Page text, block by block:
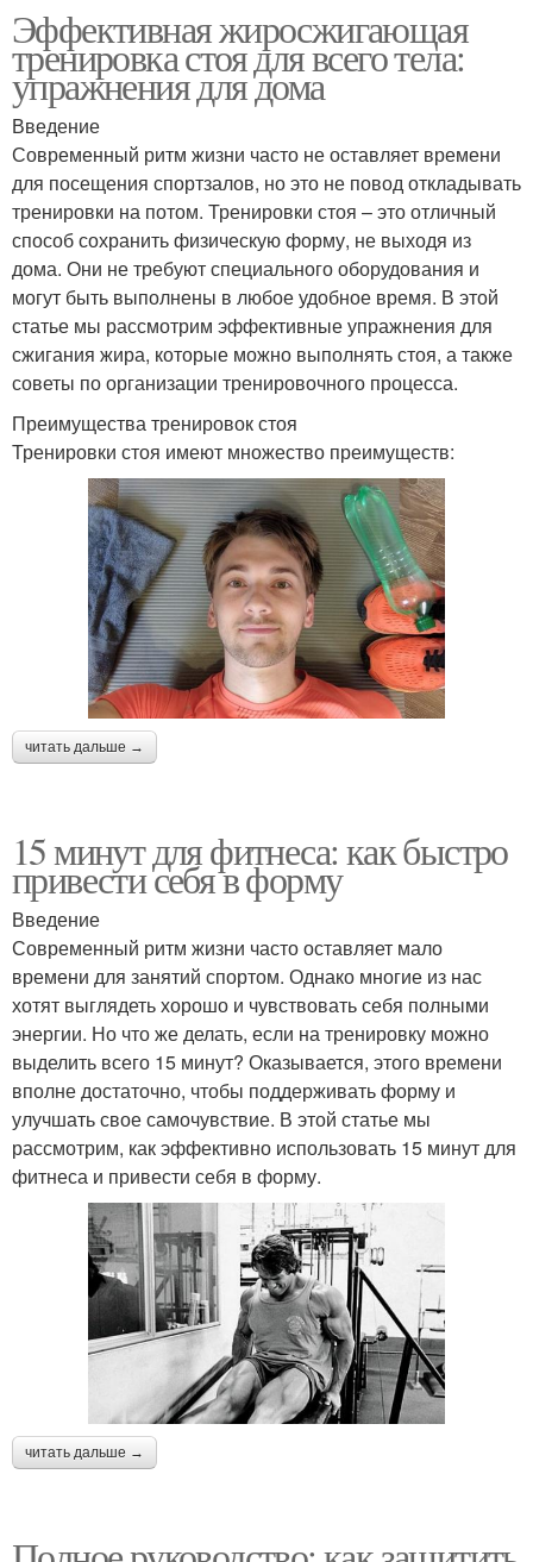
Эффективная жиросжигающая
тренировка стоя для всего тела:
упражнения для дома
Введение
Современный ритм жизни часто не оставляет времени
для посещения спортзалов, но это не повод откладывать
тренировки на потом. Тренировки стоя – это отличный
способ сохранить физическую форму, не выходя из
дома. Они не требуют специального оборудования и
могут быть выполнены в любое удобное время. В этой
статье мы рассмотрим эффективные упражнения для
сжигания жира, которые можно выполнять стоя, а также
советы по организации тренировочного процесса.
Преимущества тренировок стоя
Тренировки стоя имеют множество преимуществ:
читать дальше →
15 минут для фитнеса: как быстро
привести себя в форму
Введение
Современный ритм жизни часто оставляет мало
времени для занятий спортом. Однако многие из нас
хотят выглядеть хорошо и чувствовать себя полными
энергии. Но что же делать, если на тренировку можно
выделить всего 15 минут? Оказывается, этого времени
вполне достаточно, чтобы поддерживать форму и
улучшать свое самочувствие. В этой статье мы
рассмотрим, как эффективно использовать 15 минут для
фитнеса и привести себя в форму.
читать дальше →